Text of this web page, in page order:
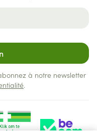
à notre newsletter
.